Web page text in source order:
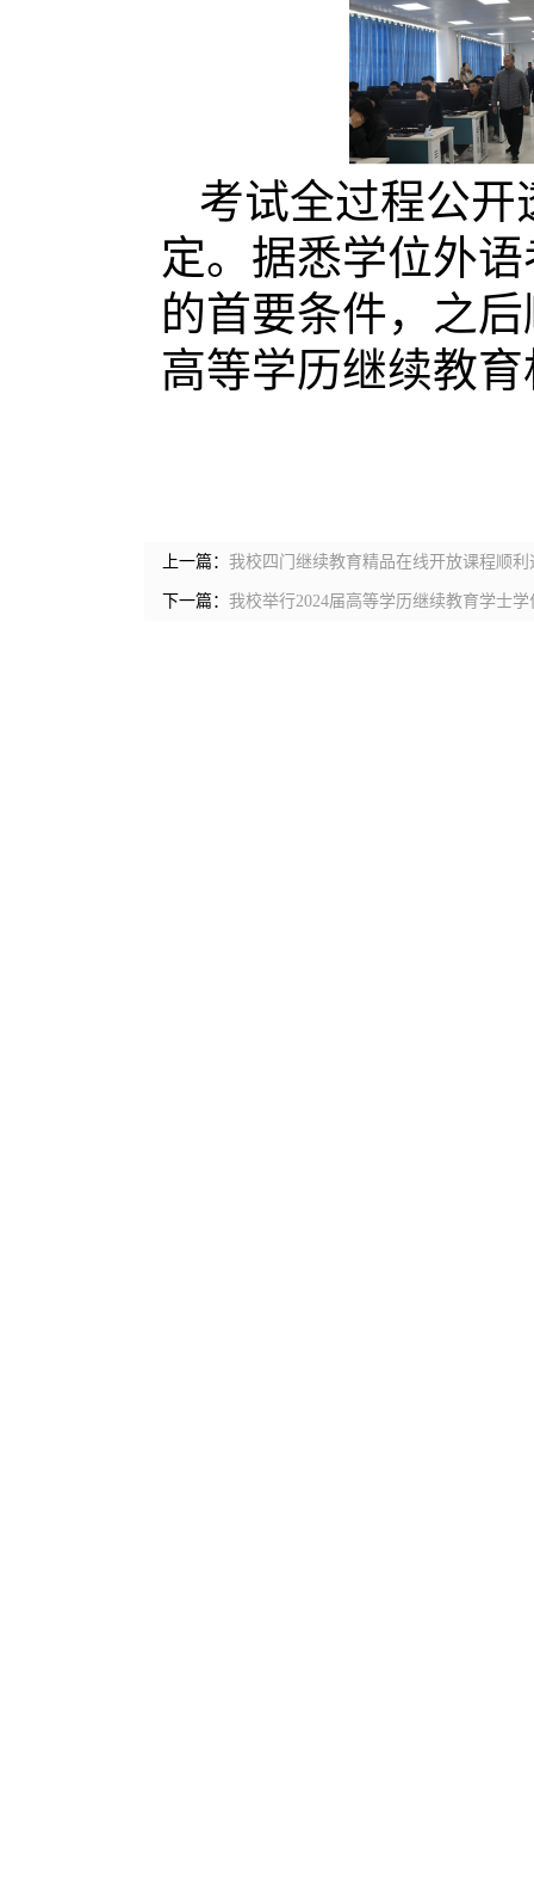
考试全过程公开
定。据悉学位外
的首要条件，之
高等学历继续教
上一篇： 我校四门继续教育精品在线开放课程顺
下一篇： 我校举行2024届高等学历继续教育学士